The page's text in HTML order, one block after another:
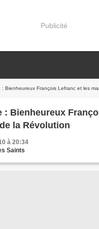
Publicité
: Bienheureux François Lefranc et les
: Bienheureux
la Révolution
à 20:34
Saints